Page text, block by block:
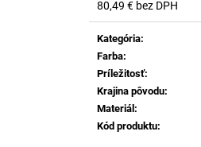
80,49 € bez DPH
Jednotková
cena:
Kategória:
Farba:
Príležitosť:
Krajina pôvodu:
Materiál:
Kód produktu: